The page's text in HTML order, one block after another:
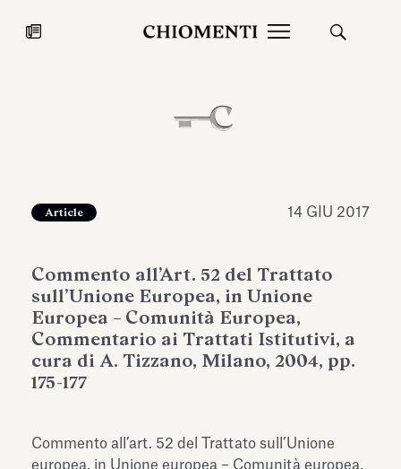
27 LUG 2026
Fondazione Torlonia inaugura la
mostra Marmora Romana
Torlonia
Chiomenti
Article 14 GIU 2017
Commento all’Art. 52 del Trattato
sull’Unione Europea, in Unione
Europea – Comunità Europea,
Commentario ai Trattati Istitutivi, a
cura di A. Tizzano, Milano, 2004, pp.
175-177
Commento all’art. 52 del Trattato sull’Unione
europea, in Unione europea – Comunità europea,